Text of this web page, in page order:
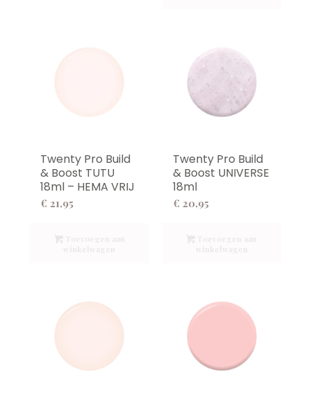
Twenty Pro Build
& Boost TUTU
18ml – HEMA VRIJ
€ 21,95
Twenty Pro Build
& Boost UNIVERSE
18ml
€ 20,95